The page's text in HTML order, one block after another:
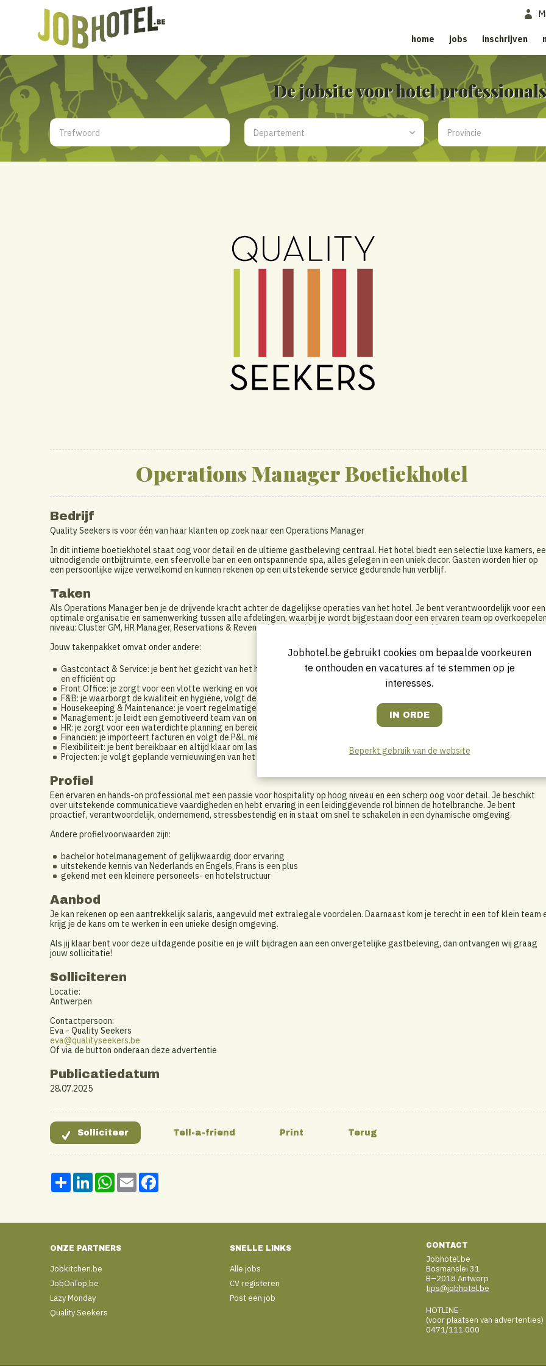
home jobs inschrijven
De jobsite voor hotel professionals
Operations Manager Boetiekhotel
Bedrijf
Quality Seekers is voor één van haar klanten op zoek naar een Operations Manager
In dit intieme boetiekhotel staat oog voor detail en de ultieme gastbeleving centraal. Het hotel biedt een selectie luxe kamers,
uitnodigende ontbijtruimte, een sfeervolle bar en een ontspannende spa, alles gelegen in een uniek decor. Gasten worden hier op
een persoonlijke wijze verwelkomd en kunnen rekenen op een uitstekende service gedurende hun verblijf.
Taken
Als Operations Manager ben je de drijvende kracht achter de dagelijkse operaties van het hotel. Je bent verantwoordelijk voor een
optimale organisatie en samenwerking tussen alle afdelingen, waarbij je wordt bijgestaan door een ervaren team op
niveau: Cluster GM, HR Manager, Reservations & Revenue Manager, Housekeeping Manager en Event Manager.
Jouw takenpakket omvat onder andere:
Gastcontact & Service: je bent het gezicht van het hotel en bouwt relaties op met de vaste gasten, vragen en klachten los je
en efficiënt op
Front Office: je zorgt voor een vlotte werking en voert dagelijkse controles uit, wanneer nodig spring je bij
F&B: je waarborgt de kwaliteit en hygiëne, volgt de voorraden en bestellingen op en coördineert de M&E
Housekeeping & Maintenance: je voert regelmatige controles uit, communiceert met housekeeping en plant maintenance in
Management: je leidt een gemotiveerd team van ongeveer 10 medewerkers
HR: je zorgt voor een waterdichte planning en bereidt de loonadministratie voor
Financiën: je importeert facturen en volgt de P&L meetings en KPI's nauw op
Flexibiliteit: je bent bereikbaar en altijd klaar om last-minute issues op te lossen, indien nodig spring je in
Projecten: je volgt geplande vernieuwingen van het interieur op en promoot deze actief via social media
Profiel
Een ervaren en hands-on professional met een passie voor hospitality op hoog niveau en een scherp oog voor detail. Je beschikt
over uitstekende communicatieve vaardigheden en hebt ervaring in een leidinggevende rol binnen de hotelbranche. Je bent
proactief, verantwoordelijk, ondernemend, stressbestendig en in staat om snel te schakelen in een dynamische omgeving.
Andere profielvoorwaarden zijn:
bachelor hotelmanagement of gelijkwaardig door ervaring
uitstekende kennis van Nederlands en Engels, Frans is een plus
gekend met een kleinere personeels- en hotelstructuur
Aanbod
Je kan rekenen op een aantrekkelijk salaris, aangevuld met extralegale voordelen. Daarnaast kom je terecht in een tof klein team
krijg je de kans om te werken in een unieke design omgeving.
Als jij klaar bent voor deze uitdagende positie en je wilt bijdragen aan een onvergetelijke gastbeleving, dan ontvangen wij graag
jouw sollicitatie!
Solliciteren
Locatie:
Antwerpen
Contactpersoon:
Eva - Quality Seekers
eva@qualityseekers.be
Of via de button onderaan deze advertentie
Publicatiedatum
28.07.2025
Share LinkedInWhatsApp
Email
ONZE PARTNERS
Jobkitchen.be
JobOnTop.be
Lazy Monday
Quality Seekers
SNELLE LINKS
Alle jobs
CV registeren
Post een job
CONTACT
Jobhotel.be
Bosmanslei 31
B–2018 Antwerp
tips@jobhotel.be
HOTLINE :
(voor plaatsen van advertenties)
0471/111.000
Jobhotel.be gebruikt cookies om bepaalde voorkeuren
te onthouden en vacatures af te stemmen op je
interesses.
Beperkt gebruik van de website